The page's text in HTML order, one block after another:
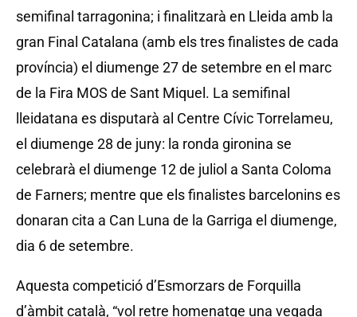
semifinal tarragonina; i finalitzarà en Lleida amb la
gran Final Catalana (amb els tres finalistes de cada
província) el diumenge 27 de setembre en el marc
de la Fira MOS de Sant Miquel. La semifinal
lleidatana es disputarà al Centre Cívic Torrelameu,
el diumenge 28 de juny: la ronda gironina se
celebrarà el diumenge 12 de juliol a Santa Coloma
de Farners; mentre que els finalistes barcelonins es
donaran cita a Can Luna de la Garriga el diumenge,
dia 6 de setembre.
Aquesta competició d’Esmorzars de Forquilla
d’àmbit català, “vol retre homenatge una vegada